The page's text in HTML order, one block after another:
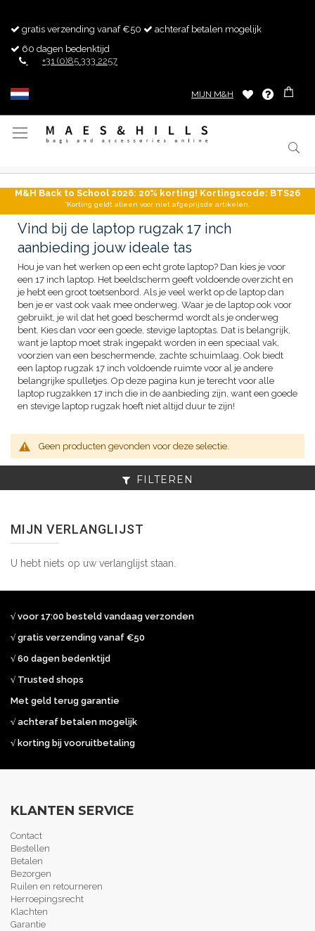
gratis verzending vanaf €50
achteraf betalen mogelijk
60 dagen bedenktijd
+31 (0)85 333 2257
MIJN M&H
Toggle
M&H Back to School 2026: 20% korting! Kortingscode: BTS26
*Korting geldt alleen voor niet afgeprijsde artikelen.
Vind bij de laptop rugzak 17 inch
aanbieding jouw ideale tas
Hou je van het werken op een echt grote laptop? Dan kies je voor
een 17 inch laptop. Het beeldscherm geeft voldoende overzicht en
je hebt een groot toetsenbord. Als je veel werkt op de laptop dan
ben je er vast ook vaak mee onderweg. Waar je de laptop ook voor
gebruikt, je wil dat het goed beschermd wordt als je onderweg
bent. Kies dan voor een goede, stevige laptoptas. Dat is belangrijk,
want je laptop moet strak ingepakt worden in een speciaal vak,
voorzien van een beschermende, zachte schuimlaag. Ook biedt
een laptop rugzak 17 inch voldoende ruimte voor al je andere
belangrijke spulletjes. Op deze pagina kun je terecht voor alle
laptop rugzakken 17 inch die in de aanbieding zijn, want een goede
en stevige laptop rugzak hoeft niet altijd duur te zijn!
Geen producten gevonden voor deze selectie.
FILTEREN
MIJN VERLANGLIJST
U hebt niets op uw verlanglijst staan.
√ voor 17:00 besteld vandaag verzonden
√ gratis verzending vanaf €50
√ 60 dagen bedenktijd
√ Trusted shops
Met geld terug garantie
√ achteraf betalen mogelijk
√ korting bij vooruitbetaling
KLANTEN SERVICE
Contact
Bestellen
Betalen
Bezorgen
Ruilen en retourneren
Herroepingsrecht
Klachten
Garantie